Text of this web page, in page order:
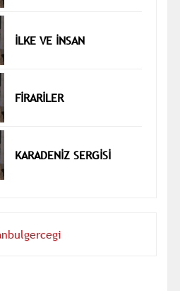
İLKE VE İNSAN
FİRARİLER
KARADENİZ SERGİSİ